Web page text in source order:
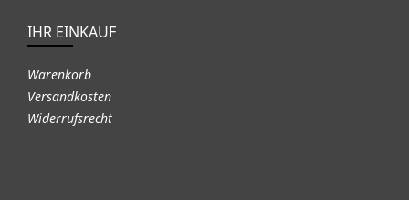
IHR EINKAUF
Warenkorb
Versandkosten
Widerrufsrecht